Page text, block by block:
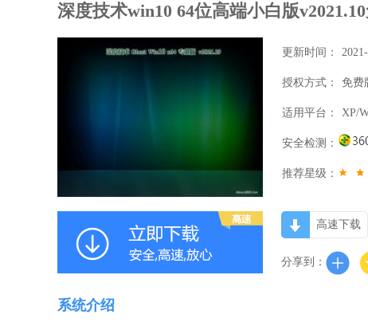
深度技术win10 64位高端小白版
更新时间：
授权方式： 免费
适用平台： XP/
安全检测：
推荐星级：
高速下载
分享到：
系统介绍